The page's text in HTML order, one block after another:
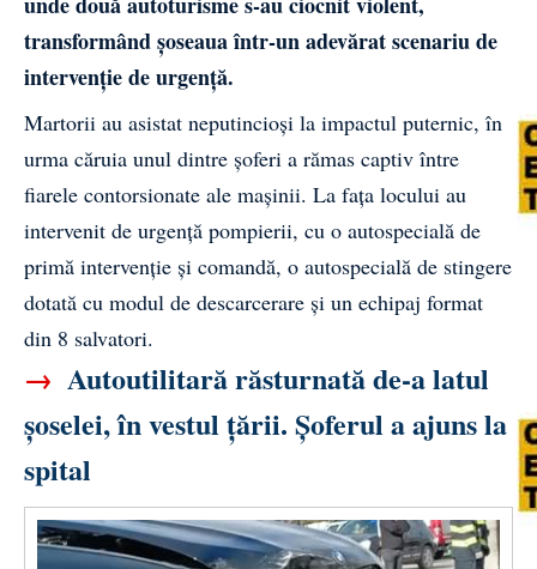
transformând șoseaua într-un adevărat scenariu de
intervenție de urgență.
Martorii au asistat neputincioși la impactul puternic, în
urma căruia unul dintre șoferi a rămas captiv între
fiarele contorsionate ale mașinii. La fața locului au
intervenit de urgență pompierii, cu o autospecială de
primă intervenție și comandă, o autospecială de stingere
dotată cu modul de descarcerare și un echipaj format
din 8 salvatori.
→ Autoutilitară răsturnată de-a latul
șoselei, în vestul țării. Șoferul a ajuns la
spital
Video
Player